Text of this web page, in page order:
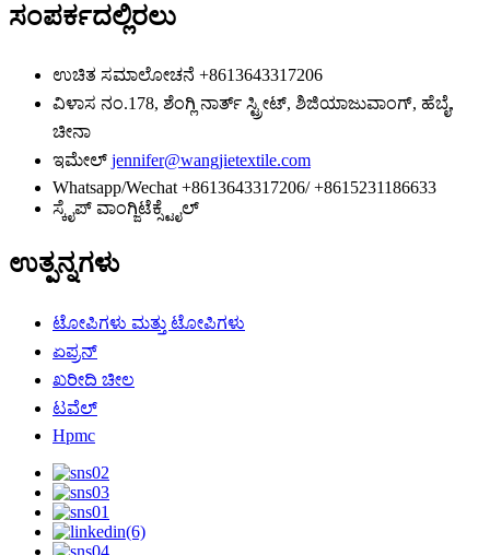
ಸಂಪರ್ಕದಲ್ಲಿರಲು
ಉಚಿತ ಸಮಾಲೋಚನೆ +8613643317206
ವಿಳಾಸ ನಂ.178, ಶೆಂಗ್ಲಿ ನಾರ್ತ್ ಸ್ಟ್ರೀಟ್, ಶಿಜಿಯಾಜುವಾಂಗ್, ಹೆಬೈ,
ಚೀನಾ
ಇಮೇಲ್ jennifer@wangjietextile.com
Whatsapp/Wechat +8613643317206/ +8615231186633
ಸ್ಕೈಪ್ ವಾಂಗ್ಜಿಟೆಕ್ಸ್ಟೈಲ್
ಉತ್ಪನ್ನಗಳು
ಟೋಪಿಗಳು ಮತ್ತು ಟೋಪಿಗಳು
ಏಪ್ರನ್
ಖರೀದಿ ಚೀಲ
ಟವೆಲ್
Hpmc